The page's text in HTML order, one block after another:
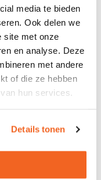
media te bieden
Ook delen we
site met onze
en analyse. Deze
met andere
of die ze hebben
hun services.
Details tonen